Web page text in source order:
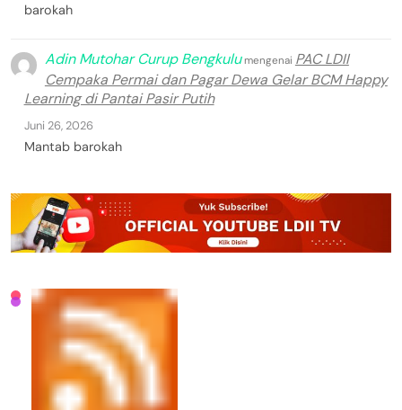
barokah
Adin Mutohar Curup Bengkulumengenai PAC LDII
Cempaka Permai dan Pagar Dewa Gelar BCM Happy
Learning di Pantai Pasir Putih
Juni 26, 2026
Mantab barokah